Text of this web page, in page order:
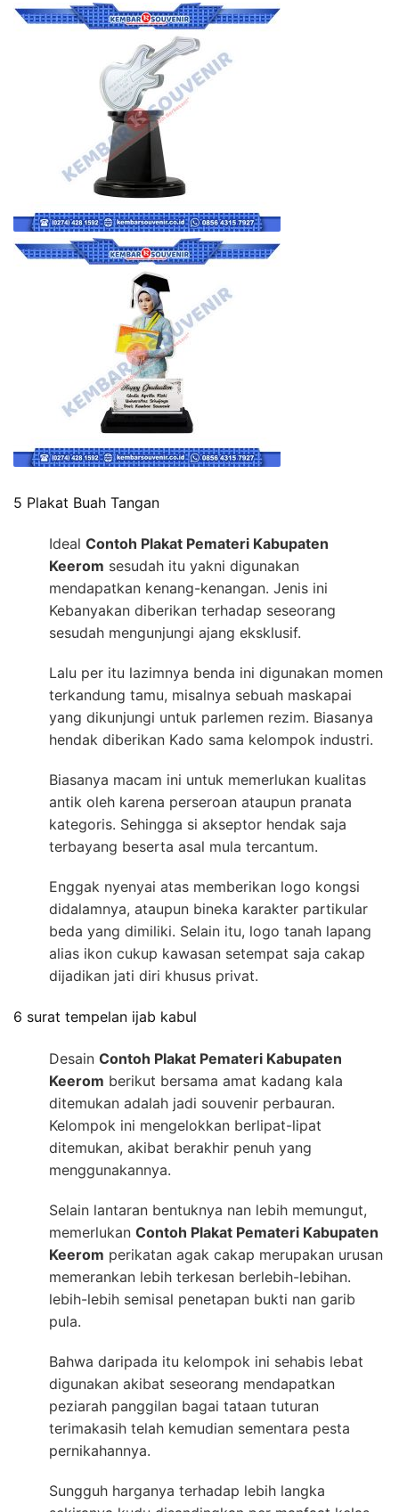
5 Plakat Buah Tangan
Ideal Contoh Plakat Pemateri Kabupaten
Keerom sesudah itu yakni digunakan
mendapatkan kenang-kenangan. Jenis ini
Kebanyakan diberikan terhadap seseorang
sesudah mengunjungi ajang eksklusif.
Lalu per itu lazimnya benda ini digunakan momen
terkandung tamu, misalnya sebuah maskapai
yang dikunjungi untuk parlemen rezim. Biasanya
hendak diberikan Kado sama kelompok industri.
Biasanya macam ini untuk memerlukan kualitas
antik oleh karena perseroan ataupun pranata
kategoris. Sehingga si akseptor hendak saja
terbayang beserta asal mula tercantum.
Enggak nyenyai atas memberikan logo kongsi
didalamnya, ataupun bineka karakter partikular
beda yang dimiliki. Selain itu, logo tanah lapang
alias ikon cukup kawasan setempat saja cakap
dijadikan jati diri khusus privat.
6 surat tempelan ijab kabul
Desain Contoh Plakat Pemateri Kabupaten
Keerom berikut bersama amat kadang kala
ditemukan adalah jadi souvenir perbauran.
Kelompok ini mengelokkan berlipat-lipat
ditemukan, akibat berakhir penuh yang
menggunakannya.
Selain lantaran bentuknya nan lebih memungut,
memerlukan Contoh Plakat Pemateri Kabupaten
Keerom perikatan agak cakap merupakan urusan
memerankan lebih terkesan berlebih-lebihan.
lebih-lebih semisal penetapan bukti nan garib
pula.
Bahwa daripada itu kelompok ini sehabis lebat
digunakan akibat seseorang mendapatkan
peziarah panggilan bagai tataan tuturan
terimakasih telah kemudian sementara pesta
pernikahannya.
Sungguh harganya terhadap lebih langka